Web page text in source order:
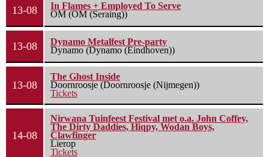
13-08
In Flames + Employed To Serve
OM (OM (Seraing))
13-08
Dynamo Metalfest Pre-party
Dynamo (Dynamo (Eindhoven))
13-08
The Ghost Inside
Doornroosje (Doornroosje (Nijmegen))
Tickets
14-08
Nirwana Tuinfeest Festival met o.a. John Coffey,
The Dirty Daddies, Hiqpy, Wodan Boys,
Clawfinger
Lierop
Tickets